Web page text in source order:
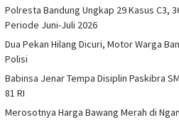
Polresta Bandung Ungkap 29 Kasus C3,
Periode Juni-Juli 2026
Dua Pekan Hilang Dicuri, Motor Warga
Polisi
Babinsa Jenar Tempa Disiplin Paskibra
81 RI
Merosotnya Harga Bawang Merah di